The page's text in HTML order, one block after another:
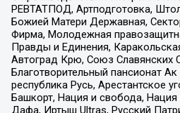
РЕВТАТПОД, Артподготовка,
Божией Матери Державная,
Фирма, Молодежная
Правды и Единения,
Автоград Крю, Союз Славянских
Благотворительный пансионат Ак
республика Русь, Арестантское
Башкорт, Нация и свобода, Нация
Дафа, Иртыш Ultras, Русский